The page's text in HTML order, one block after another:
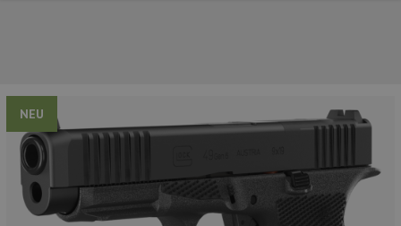
NEU
UNSERE TOP-MARKEN